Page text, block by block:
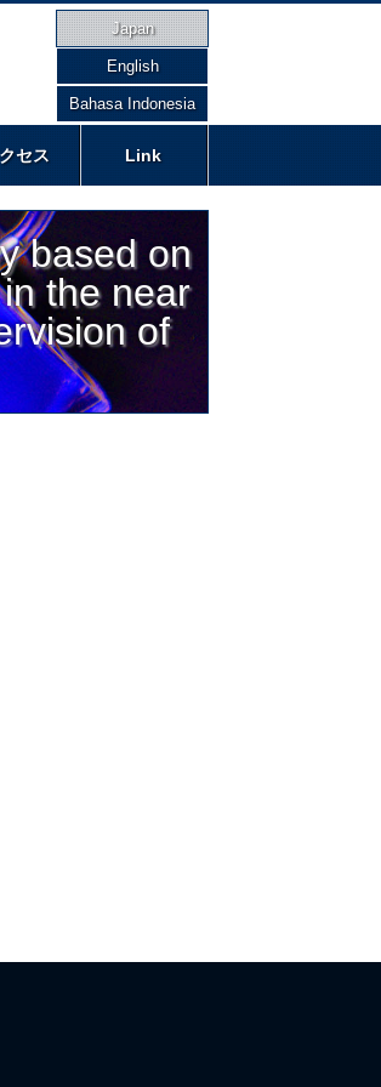
Japan
English
Bahasa Indonesia
セス Link
based on
the near
of